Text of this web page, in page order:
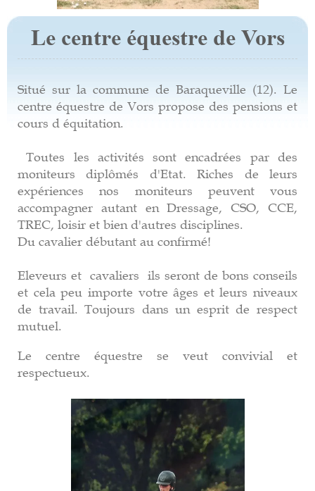
Le centre équestre de Vors
Situé sur la commune de Baraqueville (12). Le
centre équestre de Vors propose des pensions et
cours d équitation.
Toutes les activités sont encadrées par des
moniteurs diplômés d'Etat. Riches de leurs
expériences nos moniteurs peuvent vous
accompagner autant en Dressage, CSO, CCE,
TREC, loisir et bien d'autres disciplines.
Du cavalier débutant au confirmé!
Eleveurs et cavaliers ils seront de bons conseils
et cela peu importe votre âges et leurs niveaux
de travail. Toujours dans un esprit de respect
mutuel.
Le centre équestre se veut convivial et
respectueux.